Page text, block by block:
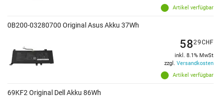
Artikel verfügbar
0B200-03280700 Original Asus Akku 37Wh
Artikel verfügbar
5829CHF
inkl. 8.1% MwSt
zzgl. Versandkosten
69KF2 Original Dell Akku 86Wh